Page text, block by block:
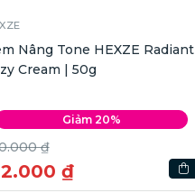
Nâng Tone HEXZE Radiant
Cream | 50g
Giảm 20%
₫
₫